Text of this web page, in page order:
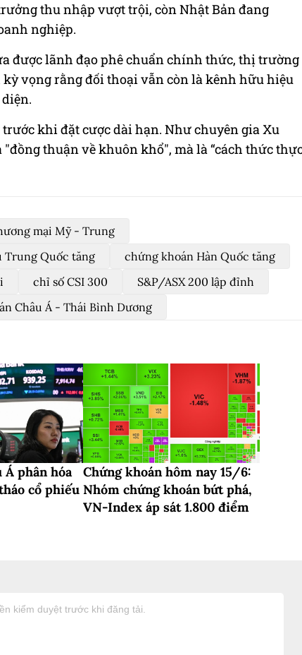
thu nhập vượt trội, còn Nhật Bản đang
nghiệp.
được lãnh đạo phê chuẩn chính thức, thị trường
vọng rằng đối thoại vẫn còn là kênh hữu hiệu
khi đặt cược dài hạn. Như chuyên gia Xu
thuận về khuôn khổ", mà là “cách thức
mại Mỹ - Trung
Trung Quốc tăng
chứng khoán Hàn Quốc tăng
chỉ số CSI 300
S&P/ASX 200 lập đỉnh
Châu Á - Thái Bình Dương
phân hóa
cổ phiếu
Chứng khoán hôm nay 15/6:
Nhóm chứng khoán bứt phá,
VN-Index áp sát 1.800 điểm